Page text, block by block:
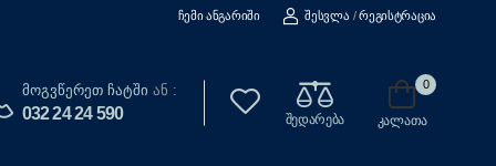
Ჩემი Ანგარიში Შესვლა / Რეგისტრაცია
Მოგვწერეთ Ჩატში ან :
032 24 24 590 შედარება
0
კალათა